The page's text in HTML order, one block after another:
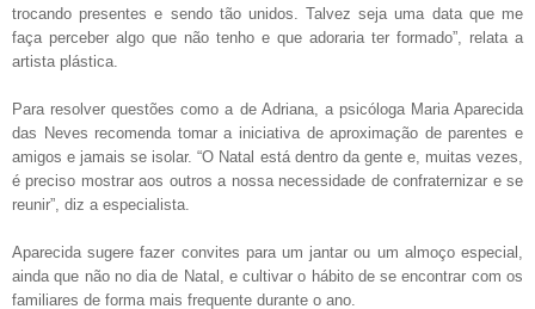
trocando presentes e sendo tão unidos. Talvez seja uma data que me
faça perceber algo que não tenho e que adoraria ter formado”, relata a
artista plástica.
Para resolver questões como a de Adriana, a psicóloga Maria Aparecida
das Neves recomenda tomar a iniciativa de aproximação de parentes e
amigos e jamais se isolar. “O Natal está dentro da gente e, muitas vezes,
é preciso mostrar aos outros a nossa necessidade de confraternizar e se
reunir”, diz a especialista.
Aparecida sugere fazer convites para um jantar ou um almoço especial,
ainda que não no dia de Natal, e cultivar o hábito de se encontrar com os
familiares de forma mais frequente durante o ano.